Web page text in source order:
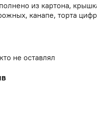
из картона,
канапе, торта
не оставлял